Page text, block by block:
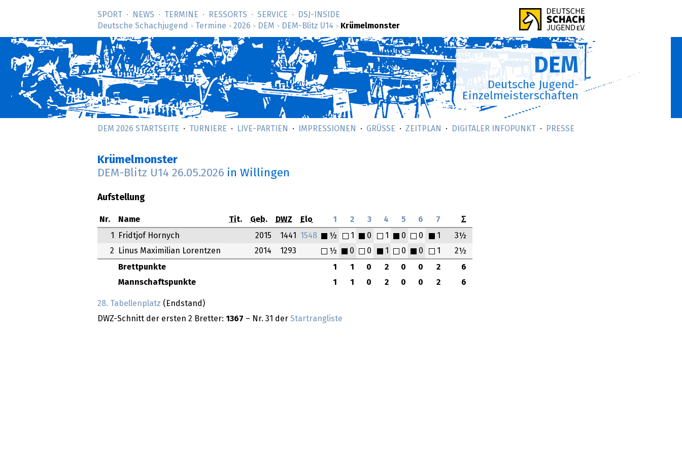
SPORT NEWS TERMINE RESSORTS SERVICE
DSJ-­INSIDE
Deutsche Schachjugend
> Termine > 2026 > DEM > DEM-Blitz U14 > Krümelmonster
DEM
Deutsche Jugend-
Einzelmeisterschaften
DEM 2026 STARTSEITE TURNIERE LIVE-PARTIEN IMPRESSIONEN GRÜSSE ZEITPLAN DIGITALER INFOPUNKT PRESSE
Krümelmonster
DEM-Blitz U14 26.05.2026 in Willingen
Aufstellung
Nr. Name Tit. Geb. DWZ Elo 1 2 3 4 5 6 7 Σ
Brettpunkte 1 1 0 2 0 0 2
6
Mannschaftspunkte
1 1 0 2 0 0 2 6
1 Fridtjof Hornych 2015 1441 1548 ½ 1 0 1 0 0 1
3½
2
Linus Maximilian Lorentzen 2014 1293 ½ 0 0 1 0 0 1 2½
28. Tabellenplatz (Endstand)
DWZ-Schnitt der ersten 2 Bretter: 1367 – Nr. 31 der Startrangliste